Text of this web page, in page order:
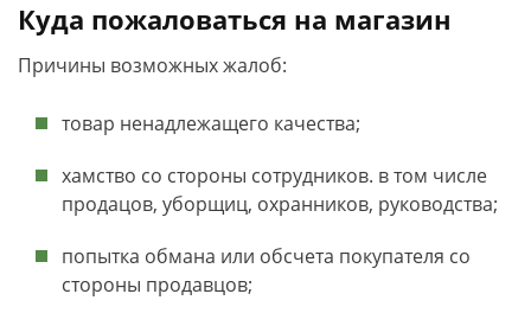
Куда пожаловаться на магазин
Причины возможных жалоб:
товар ненадлежащего качества;
хамство со стороны сотрудников. в том числе
продацов, уборщиц, охранников, руководства;
попытка обмана или обсчета покупателя со
стороны продавцов;